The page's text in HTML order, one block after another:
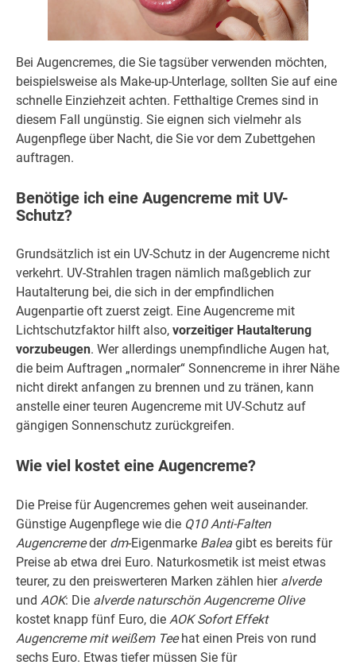
Bei Augencremes, die Sie tagsüber verwenden möchten,
beispielsweise als Make-up-Unterlage, sollten Sie auf eine
schnelle Einziehzeit achten. Fetthaltige Cremes sind in
diesem Fall ungünstig. Sie eignen sich vielmehr als
Augenpflege über Nacht, die Sie vor dem Zubettgehen
auftragen.
Benötige ich eine Augencreme mit UV-
Schutz?
Grundsätzlich ist ein UV-Schutz in der Augencreme nicht
verkehrt. UV-Strahlen tragen nämlich maßgeblich zur
Hautalterung bei, die sich in der empfindlichen
Augenpartie oft zuerst zeigt. Eine Augencreme mit
Lichtschutzfaktor hilft also, vorzeitiger Hautalterung
vorzubeugen. Wer allerdings unempfindliche Augen hat,
die beim Auftragen „normaler“ Sonnencreme in ihrer Nähe
nicht direkt anfangen zu brennen und zu tränen, kann
anstelle einer teuren Augencreme mit UV-Schutz auf
gängigen Sonnenschutz zurückgreifen.
Wie viel kostet eine Augencreme?
Die Preise für Augencremes gehen weit auseinander.
Günstige Augenpflege wie die Q10 Anti-Falten
Augencremeder dm-Eigenmarke Balea gibt es bereits für
Preise ab etwa drei Euro. Naturkosmetik ist meist etwas
teurer, zu den preiswerteren Marken zählen hier alverde
und AOK: Die alverde naturschön Augencreme Olive
kostet knapp fünf Euro, die AOK Sofort Effekt
Augencreme mit weißem Teehat einen Preis von rund
sechs Euro. Etwas tiefer müssen Sie für